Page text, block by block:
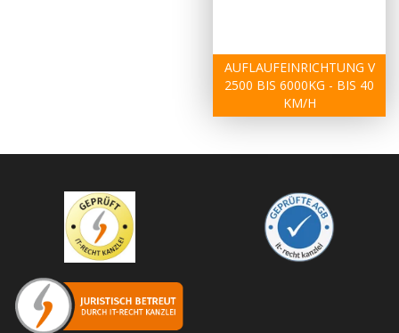
AUFLAUFEINRICHTUNG V
2500 BIS 6000KG - BIS 40
KM/H